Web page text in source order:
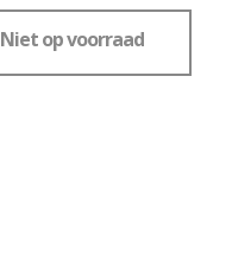
Niet op voorraad